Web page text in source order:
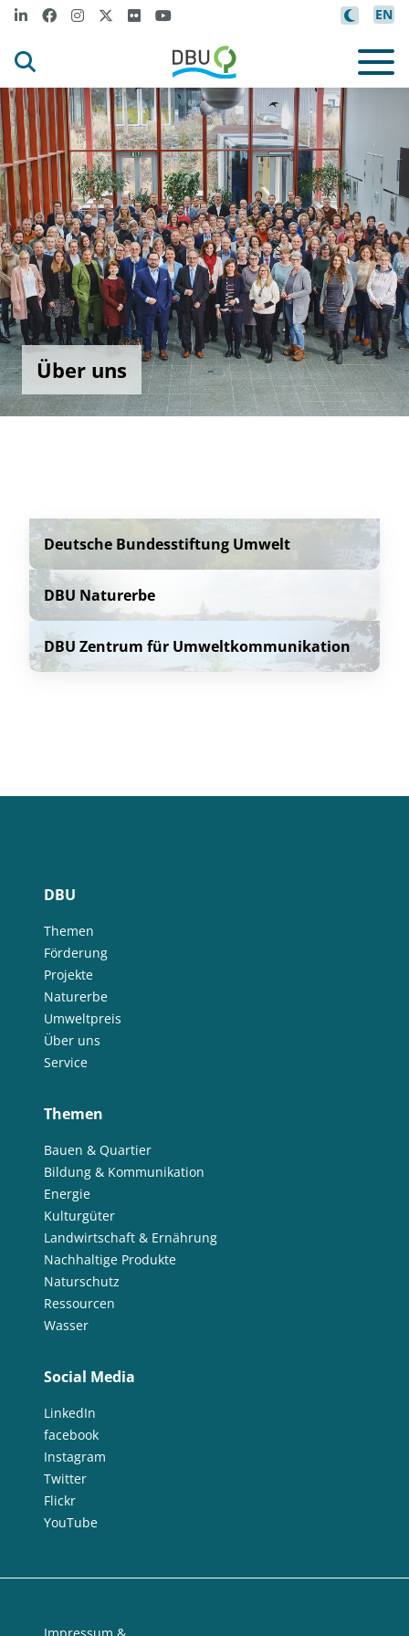
EN
Über uns
Deutsche Bundesstiftung Umwelt
DBU Naturerbe
DBU Zentrum für Umweltkommunikation
DBU
Themen
Förderung
Projekte
Naturerbe
Umweltpreis
Über uns
Service
Themen
Bauen & Quartier
Bildung & Kommunikation
Energie
Kulturgüter
Landwirtschaft & Ernährung
Nachhaltige Produkte
Naturschutz
Ressourcen
Wasser
Social Media
LinkedIn
facebook
Instagram
Twitter
Flickr
YouTube